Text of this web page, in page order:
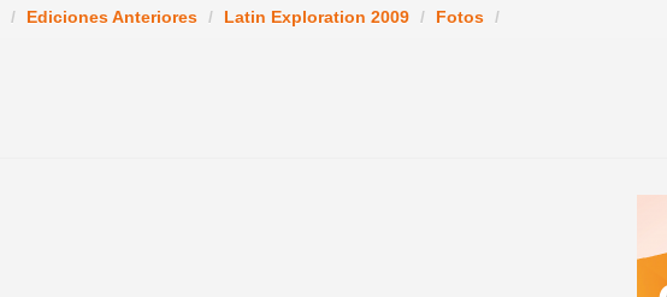
/ Ediciones Anteriores / Latin Exploration 2009 / Fotos /